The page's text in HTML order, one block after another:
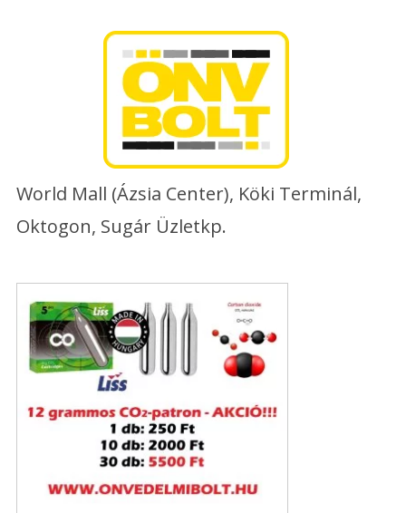
World Mall (Ázsia Center), Köki Terminál,
Oktogon, Sugár Üzletkp.